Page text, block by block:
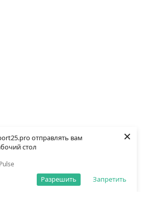
отправлять вам
стол
Запретить
Разрешить
×